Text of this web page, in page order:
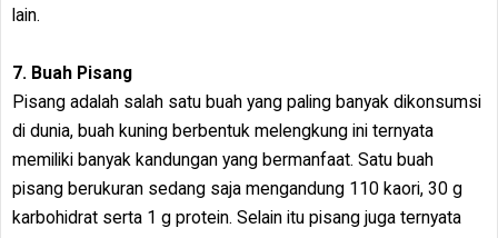
lain.
7. Buah Pisang
Pisang adalah salah satu buah yang paling banyak dikonsumsi
di dunia, buah kuning berbentuk melengkung ini ternyata
memiliki banyak kandungan yang bermanfaat. Satu buah
pisang berukuran sedang saja mengandung 110 kaori, 30 g
karbohidrat serta 1 g protein. Selain itu pisang juga ternyata